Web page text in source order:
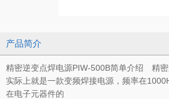
产品简介
精密逆变点焊电源PIW-500B简单介绍 精
实际上就是一款变频焊接电源，频率在
在电子元器件的